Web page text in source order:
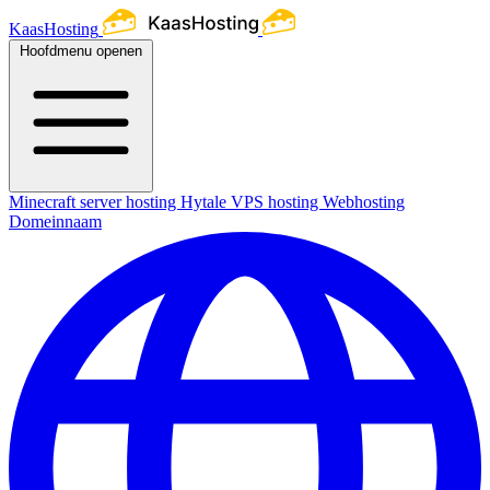
KaasHosting
Hoofdmenu openen
Minecraft server hosting Hytale VPS hosting Webhosting
Domeinnaam